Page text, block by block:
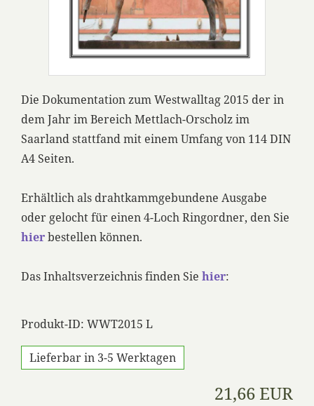
Die Dokumentation zum Westwalltag 2015 der in
dem Jahr im Bereich Mettlach-Orscholz im
Saarland stattfand mit einem Umfang von 114 DIN
A4 Seiten.
Erhältlich als drahtkammgebundene Ausgabe
oder gelocht für einen 4-Loch Ringordner, den Sie
hierbestellen können.
Das Inhaltsverzeichnis finden Sie hier:
Produkt-ID: WWT2015 L
Lieferbar in 3-5 Werktagen
21,66 EUR